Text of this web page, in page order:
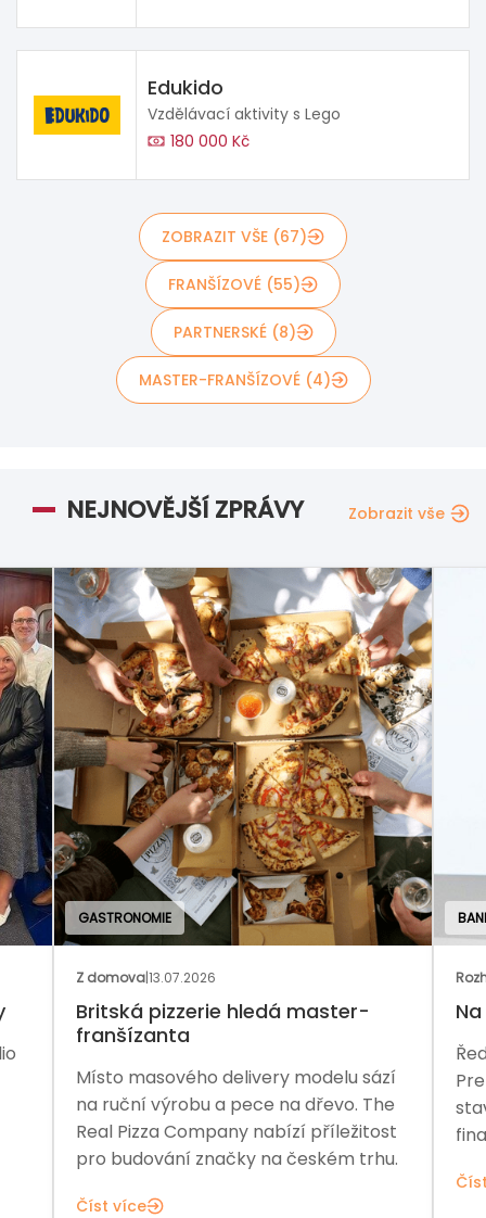
Edukido
Vzdělávací aktivity s Lego
180 000 Kč
ZOBRAZIT VŠE (67)
FRANŠÍZOVÉ (55)
PARTNERSKÉ (8)
MASTER-FRANŠÍZOVÉ (4)
NEJNOVĚJŠÍ ZPRÁVY Zobrazit vše
GASTRONOMIE
Z domova|13.07.2026
Britská pizzerie hledá master-
franšízanta
Místo masového delivery modelu sází
na ruční výrobu a pece na dřevo. The
Real Pizza Company nabízí příležitost
pro budování značky na českém trhu.
Číst více